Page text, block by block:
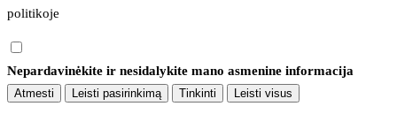
politikoje
Nepardavinėkite ir nesidalykite mano asmenine informacija
Atmesti Leisti pasirinkimą Tinkinti Leisti visus